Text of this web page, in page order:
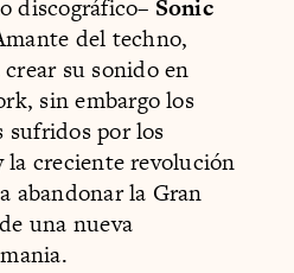
discográfico– Sonic
del techno,
su sonido en
sin embargo los
sufridos por los
la creciente revolución
abandonar la Gran
una nueva